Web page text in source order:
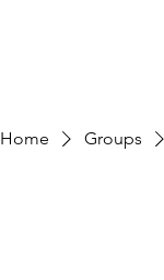
Home Groups